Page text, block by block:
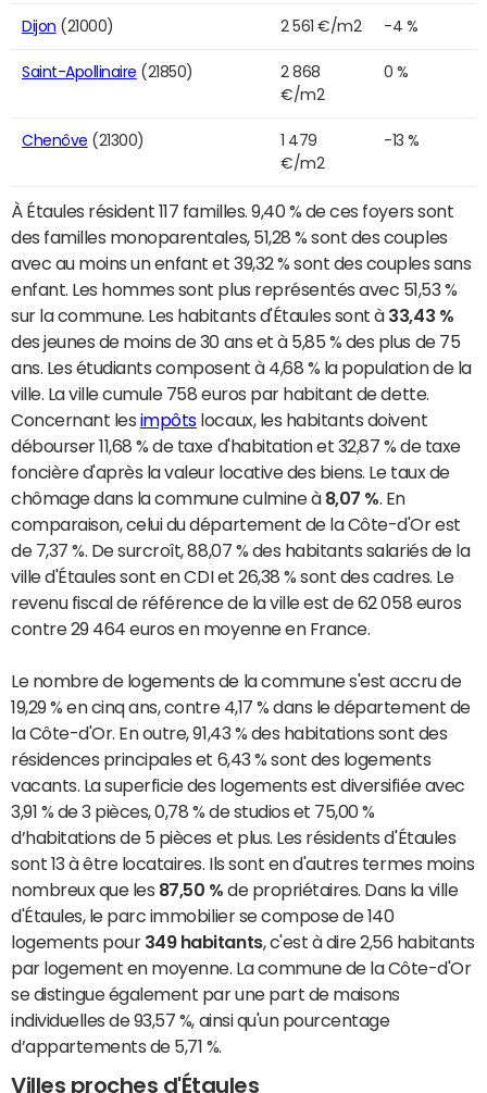
Dijon (21000) 2 561 €/m2 -4 %
Saint-Apollinaire (21850)
2 868
€/m2
0 %
Chenôve (21300)
1 479
€/m2
-13 %
À Étaules résident 117 familles. 9,40 % de ces foyers sont
des familles monoparentales, 51,28 % sont des couples
avec au moins un enfant et 39,32 % sont des couples sans
enfant. Les hommes sont plus représentés avec 51,53 %
sur la commune. Les habitants d'Étaules sont à 33,43 %
des jeunes de moins de 30 ans et à 5,85 % des plus de 75
ans. Les étudiants composent à 4,68 % la population de la
ville. La ville cumule 758 euros par habitant de dette.
Concernant les impôtslocaux, les habitants doivent
débourser 11,68 % de taxe d'habitation et 32,87 % de taxe
foncière d'après la valeur locative des biens. Le taux de
chômage dans la commune culmine à 8,07 % . En
comparaison, celui du département de la Côte-d'Or est
de 7,37 %. De surcroît, 88,07 % des habitants salariés de la
ville d'Étaules sont en CDI et 26,38 % sont des cadres. Le
revenu fiscal de référence de la ville est de 62 058 euros
contre 29 464 euros en moyenne en France.
Le nombre de logements de la commune s'est accru de
19,29 % en cinq ans, contre 4,17 % dans le département de
la Côte-d'Or. En outre, 91,43 % des habitations sont des
résidences principales et 6,43 % sont des logements
vacants. La superficie des logements est diversifiée avec
3,91 % de 3 pièces, 0,78 % de studios et 75,00 %
d’habitations de 5 pièces et plus. Les résidents d'Étaules
sont 13 à être locataires. Ils sont en d'autres termes moins
nombreux que les 87,50 % de propriétaires. Dans la ville
d'Étaules, le parc immobilier se compose de 140
logements pour 349 habitants, c'est à dire 2,56 habitants
par logement en moyenne. La commune de la Côte-d'Or
se distingue également par une part de maisons
individuelles de 93,57 %, ainsi qu'un pourcentage
d’appartements de 5,71 %.
Villes proches d'Étaules